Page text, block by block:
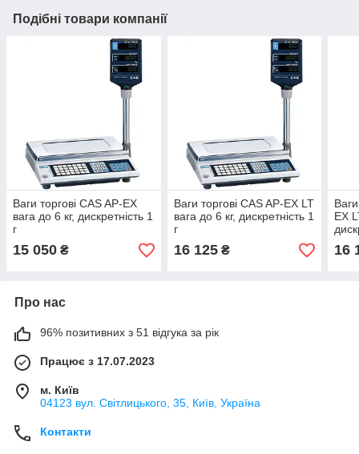
Подібні товари компанії
Ваги торгові CAS AP-EX
вага до 6 кг, дискретність 1
г
15 050 ₴
Ваги торгові CAS AP-EX LT
вага до 6 кг, дискретність 1
г
16 125₴
EX
16
Про нас
96% позитивних з 51 відгука за рік
Працює з 17.07.2023
м. Київ
04123 вул. Світлицького, 35, Київ, Україна
Контакти